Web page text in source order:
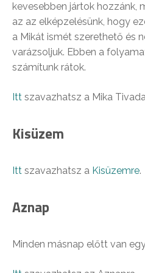
kevesebben jártok hozzánk,
az az elképzelésünk, hogy
a Mikát ismét szerethető és
varázsoljuk. Ebben a
számítunk rátok.
Itt szavazhatsz a Mika
Kisüzem
Itt szavazhatsz a Kisüzemre.
Aznap
Minden másnap előtt van